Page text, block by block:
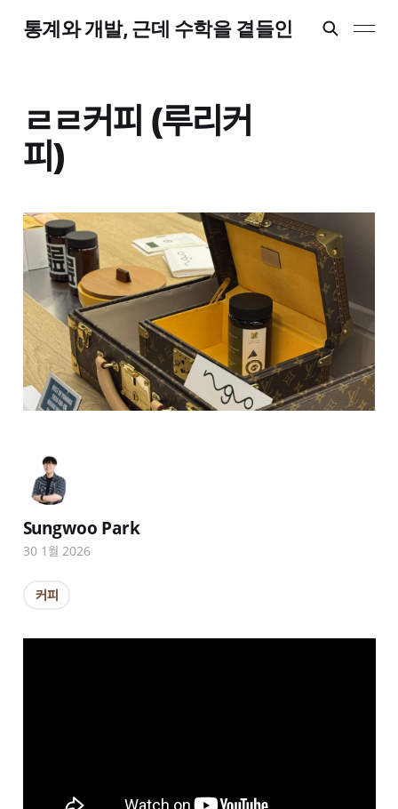
통계와 개발, 근데 수학을 곁들인
ㄹㄹ커피 (루리커
피)
Sungwoo Park
30 1월 2026
커피